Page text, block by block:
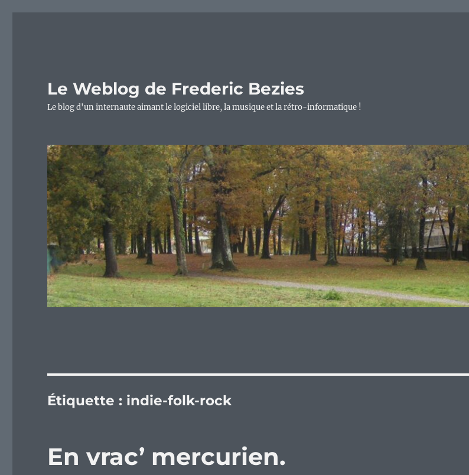
Le Weblog de Frederic Bezies
Le blog d'un internaute aimant le logiciel libre, la musique et la rétro-informatique !
Étiquette : indie-folk-rock
En vrac’ mercurien.